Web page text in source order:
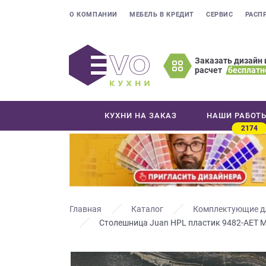
О КОМПАНИИ МЕБЕЛЬ В КРЕДИТ СЕРВИС
Заказать дизайн
расчет
КУХНИ НА ЗАКАЗ НАШИ
2174
Главная Каталог Комплектующие
Столешница Juan HPL пластик 9482-AET
ваши